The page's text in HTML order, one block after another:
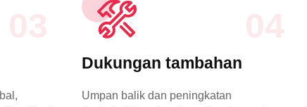
Dukungan tambahan
Umpan balik dan peningkatan